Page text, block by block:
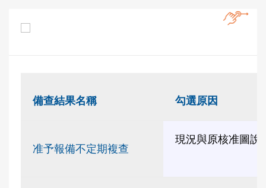
備查結果名稱 勾選原因
准予報備不定期複查
現況與原核准圖說